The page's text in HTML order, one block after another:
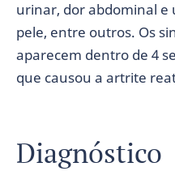
urinar, dor abdominal e
pele, entre outros. Os
aparecem dentro de 4
que causou a artrite
Diagnóstico